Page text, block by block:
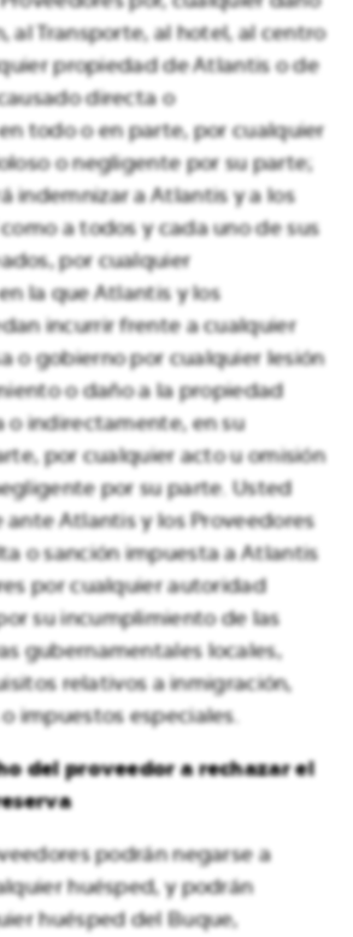
al Transporte, al hotel, al centro
propiedad de Atlantis o de
directa o
todo o en parte, por cualquier
o negligente por su parte;
indemnizar a Atlantis y a los
a todos y cada uno de sus
por cualquier
la que Atlantis y los
incurrir frente a cualquier
o gobierno por cualquier lesión
o daño a la propiedad
o indirectamente, en su
por cualquier acto u omisión
por su parte. Usted
ante Atlantis y los Proveedores
o sanción impuesta a Atlantis
por cualquier autoridad
su incumplimiento de las
gubernamentales locales,
relativos a inmigración,
impuestos especiales.
del proveedor a rechazar el
podrán negarse a
huésped, y podrán
huésped del Buque,